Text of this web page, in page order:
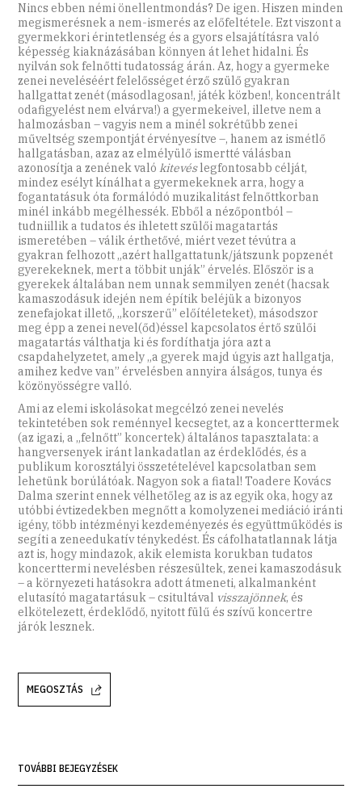
Nincs ebben némi önellentmondás? De igen. Hiszen minden
megismerésnek a nem-ismerés az előfeltétele. Ezt viszont a
gyermekkori érintetlenség és a gyors elsajátításra való
képesség kiaknázásában könnyen át lehet hidalni. És
nyilván sok felnőtti tudatosság árán. Az, hogy a gyermeke
zenei neveléséért felelősséget érző szülő gyakran
hallgattat zenét (másodlagosan!, játék közben!, koncentrált
odafigyelést nem elvárva!) a gyermekeivel, illetve nem a
halmozásban – vagyis nem a minél sokrétűbb zenei
műveltség szempontját érvényesítve –, hanem az ismétlő
hallgatásban, azaz az elmélyülő ismertté válásban
azonosítja a zenének valókitevéslegfontosabb célját,
mindez esélyt kínálhat a gyermekeknek arra, hogy a
fogantatásuk óta formálódó muzikalitást felnőttkorban
minél inkább megélhessék. Ebből a nézőpontból –
tudniillik a tudatos és ihletett szülői magatartás
ismeretében – válik érthetővé, miért vezet tévútra a
gyakran felhozott „azért hallgattatunk/játszunk popzenét
gyerekeknek, mert a többit unják” érvelés. Először is a
gyerekek általában nem unnak semmilyen zenét (hacsak
kamaszodásuk idején nem építik beléjük a bizonyos
zenefajokat illető, „korszerű” előítéleteket), másodszor
meg épp a zenei nevel(őd)éssel kapcsolatos értő szülői
magatartás válthatja ki és fordíthatja jóra azt a
csapdahelyzetet, amely „a gyerek majd úgyis azt hallgatja,
amihez kedve van” érvelésben annyira álságos, tunya és
közönyösségre valló.
Ami az elemi iskolásokat megcélzó zenei nevelés
tekintetében sok reménnyel kecsegtet, az a koncerttermek
(az igazi, a „felnőtt” koncertek) általános tapasztalata: a
hangversenyek iránt lankadatlan az érdeklődés, és a
publikum korosztályi összetételével kapcsolatban sem
lehetünk borúlátóak. Nagyon sok a fiatal! Toadere Kovács
Dalma szerint ennek vélhetőleg az is az egyik oka, hogy az
utóbbi évtizedekben megnőtt a komolyzenei mediáció iránti
igény, több intézményi kezdeményezés és együttműködés is
segíti a zeneedukatív ténykedést. És cáfolhatatlannak látja
azt is, hogy mindazok, akik elemista korukban tudatos
koncerttermi nevelésben részesültek, zenei kamaszodásuk
– a környezeti hatásokra adott átmeneti, alkalmanként
elutasító magatartásuk – csitultával visszajönnek, és
elkötelezett, érdeklődő, nyitott fülű és szívű koncertre
járók lesznek.
MEGOSZTÁS
TOVÁBBI BEJEGYZÉSEK